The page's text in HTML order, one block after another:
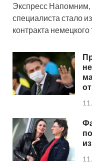
Экспресс Напомним,
специалиста стало
контракта